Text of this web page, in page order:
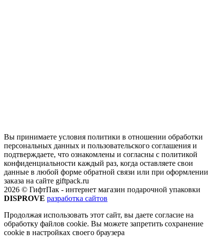
Вы принимаете условия политики в отношении обработки
персональных данных и пользовательского соглашения и
подтверждаете, что ознакомлены и согласны с политикой
конфиденциальности каждый раз, когда оставляете свои
данные в любой форме обратной связи или при оформлении
заказа на сайте giftpack.ru
2026 © ГифтПак - интернет магазин подарочной упаковки
DISPROVE разработка сайтов
Продолжая использовать этот сайт, вы даете согласие на
обработку файлов cookie. Вы можете запретить сохранение
cookie в настройках своего браузера